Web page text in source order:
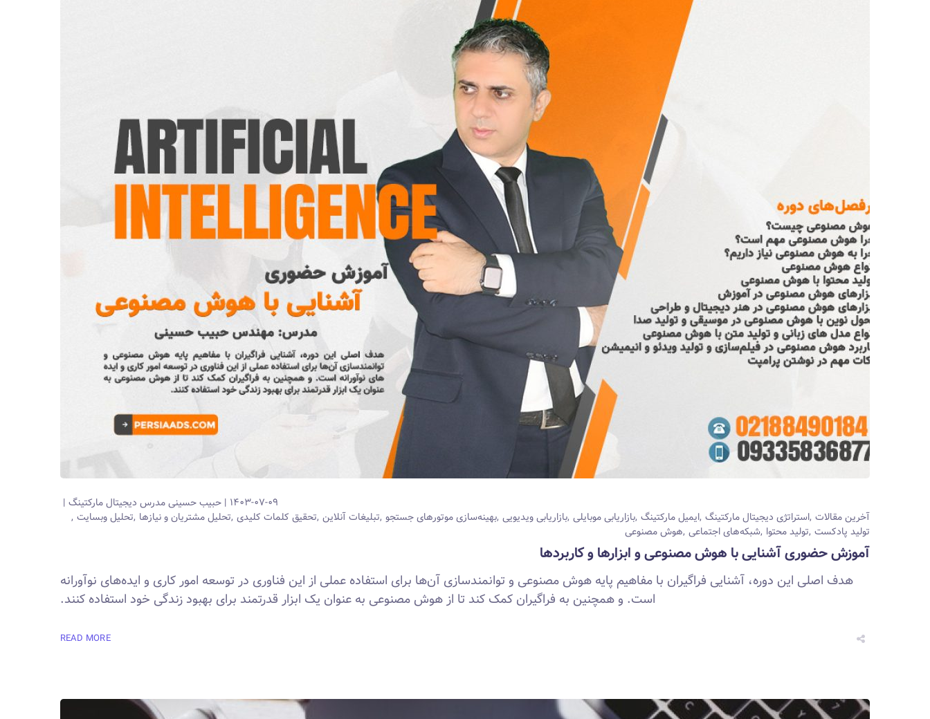
۱۴۰۳-۰۷-۰۹ حبیب حسینیمدرس دیجیتال مارکتینگ
آخرین مقالات استراتژی دیجیتال مارکتینگ ایمیل مارکتینگ بازاریابی موبایلی بازاریابی ویدیویی بهینه‌سازی موتورهای جستجو تبلیغات آنلاین تحقیق کلمات کلیدی تحلیل مشتریان و نیازها تحلیل وبسایت
تولید پادکست تولید محتوا شبکه‌های اجتماعی هوش مصنوعی
آموزش حضوری آشنایی با هوش مصنوعی و ابزارها و کاربردها
هدف اصلی این دوره، آشنایی فراگیران با مفاهیم پایه هوش مصنوعی و توانمندسازی آن‌ها برای استفاده عملی از این فناوری در توسعه امور کاری و ایده‌های نوآورانه
است. و همچنین به فراگیران کمک کند تا از هوش مصنوعی به عنوان یک ابزار قدرتمند برای بهبود زندگی خود استفاده کنند.
READ MORE